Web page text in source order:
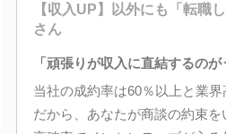
【収入UP】以外にも「転職
さん
「頑張りが収入に直結するのが
当社の成約率は60％以上と業界
だから、あなたが商談の約束を